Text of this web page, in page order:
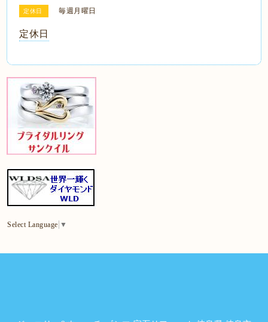
定休日 毎週月曜日
定休日
Select Language ▼